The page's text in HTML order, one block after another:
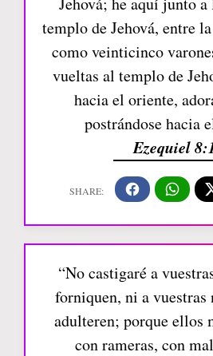
templo de Jehová, entre
como veinticinco
vueltas al templo de
hacia el oriente,
postrándose hacia
Ezequiel
“No castigaré a
forniquen, ni a vuestras
adulteren; porque ellos
con rameras, con